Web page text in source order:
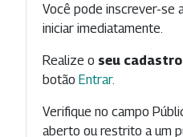
Você pode inscrever-se
iniciar imediatamente.
Realize o seu cadastro
botão Entrar.
Verifique no campo
aberto ou restrito a um